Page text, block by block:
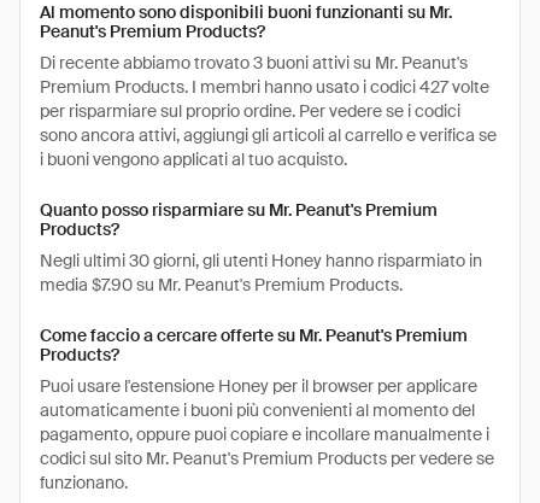
Al momento sono disponibili buoni funzionanti su Mr.
Peanut's Premium Products?
Di recente abbiamo trovato 3 buoni attivi su Mr. Peanut's
Premium Products. I membri hanno usato i codici 427 volte
per risparmiare sul proprio ordine. Per vedere se i codici
sono ancora attivi, aggiungi gli articoli al carrello e verifica se
i buoni vengono applicati al tuo acquisto.
Quanto posso risparmiare su Mr. Peanut's Premium
Products?
Negli ultimi 30 giorni, gli utenti Honey hanno risparmiato in
media $7.90 su Mr. Peanut's Premium Products.
Come faccio a cercare offerte su Mr. Peanut's Premium
Products?
Puoi usare l'estensione Honey per il browser per applicare
automaticamente i buoni più convenienti al momento del
pagamento, oppure puoi copiare e incollare manualmente i
codici sul sito Mr. Peanut's Premium Products per vedere se
funzionano.